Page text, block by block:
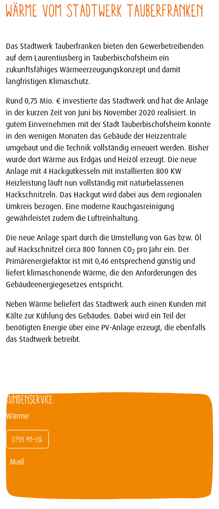
Wärme vom Stadtwerk Tauberfranken
Das Stadtwerk Tauberfranken bieten den Gewerbetreibenden
auf dem Laurentiusberg in Tauberbischofsheim ein
zukunftsfähiges Wärmeerzeugungskonzept und damit
langfristigen Klimaschutz.
Rund 0,75 Mio. € investierte das Stadtwerk und hat die Anlage
in der kurzen Zeit von Juni bis November 2020 realisiert. In
gutem Einvernehmen mit der Stadt Tauberbischofsheim konnte
in den wenigen Monaten das Gebäude der Heizzentrale
umgebaut und die Technik vollständig erneuert werden. Bisher
wurde dort Wärme aus Erdgas und Heizöl erzeugt. Die neue
Anlage mit 4 Hackgutkesseln mit installierten 800 KW
Heizleistung läuft nun vollständig mit naturbelassenen
Hackschnitzeln. Das Hackgut wird dabei aus dem regionalen
Umkreis bezogen. Eine moderne Rauchgasreinigung
gewährleistet zudem die Luftreinhaltung.
Die neue Anlage spart durch die Umstellung von Gas bzw. Öl
auf Hackschnitzel circa 800 Tonnen CO2 pro Jahr ein. Der
Primärenergiefaktor ist mit 0,46 entsprechend günstig und
liefert klimaschonende Wärme, die den Anforderungen des
Gebäudeenergiegesetzes entspricht.
Neben Wärme beliefert das Stadtwerk auch einen Kunden mit
Kälte zur Kühlung des Gebäudes. Dabei wird ein Teil der
benötigten Energie über eine PV-Anlage erzeugt, die ebenfalls
das Stadtwerk betreibt.
Kundenservice
Wärme
07931 491-336
Mail